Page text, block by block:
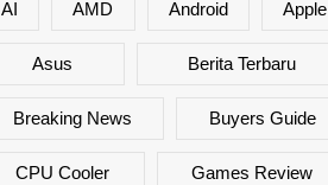
AI AMD Android Apple
Asus Berita Terbaru
Breaking News Buyers Guide
CPU Cooler Games Review